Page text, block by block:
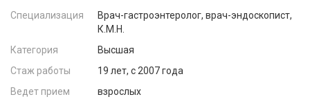
Специализация
Врач-гастроэнтеролог, врач-эндоскопист,
К.М.Н.
Категория
Высшая
Стаж работы
19 лет, c 2007 года
Ведет прием
взрослых